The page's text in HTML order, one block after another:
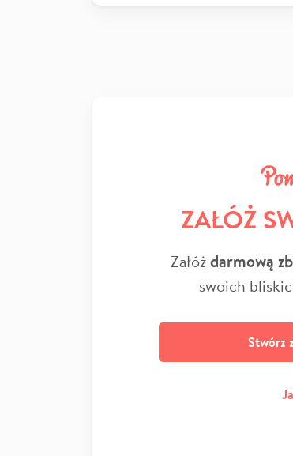
ZAŁÓŻ
Załóżdarmową
swoich
Stwórz